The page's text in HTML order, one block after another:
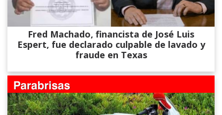
Fred Machado, financista de José Luis
Espert, fue declarado culpable de lavado y
fraude en Texas